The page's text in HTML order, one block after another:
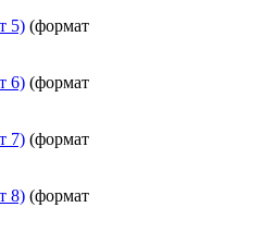
5) (формат
6) (формат
7) (формат
8) (формат